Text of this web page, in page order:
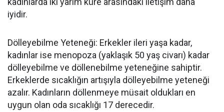
iyidir.
Dölleyebilme Yeteneği: Erkekler ileri yaşa kadar,
kadınlar ise menopoza (yaklaşık 50 yaş civarı) kadar
dölleyebilme ve döllenebilme yeteneğine sahiptir.
Erkeklerde sıcaklığın artışıyla dölleyebilme yeteneği
azalır. Kadınların döllenmeye müsait oldukları en
uygun olan oda sıcaklığı 17 derecedir.